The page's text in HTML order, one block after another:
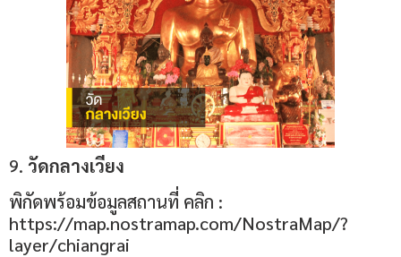
9. วัดกลางเวียง
พิกัดพร้อมข้อมูลสถานที่ คลิก :
https://map.nostramap.com/NostraMap/?
layer/chiangrai